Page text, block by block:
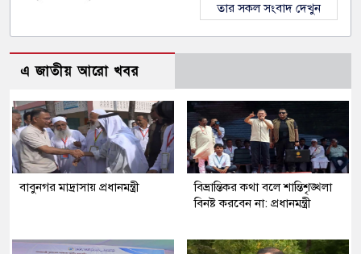
তার সকল সংবাদ দেখুন
এ জাতীয় আরো খবর
বাবুনগর মাদ্রাসায় প্রধানমন্ত্রী
বিভ্রান্তিকর কথা বলে শান্তিশৃঙ্খলা
বিনষ্ট করবেন না: প্রধানমন্ত্রী